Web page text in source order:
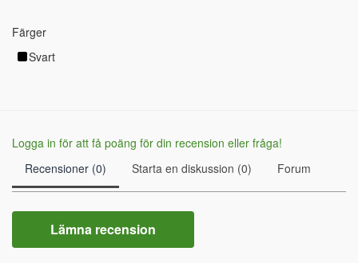
Färger
Svart
Logga in för att få poäng för din recension eller fråga!
Recensioner (0)
Starta en diskussion (0) Forum
Lämna recension